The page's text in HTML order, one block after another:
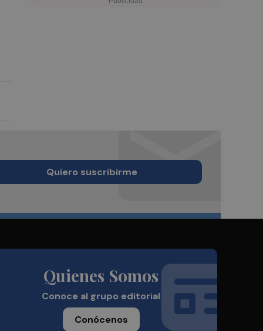
Quiero suscribirme
Quienes Somos
Conoce al grupo editorial
Conócenos